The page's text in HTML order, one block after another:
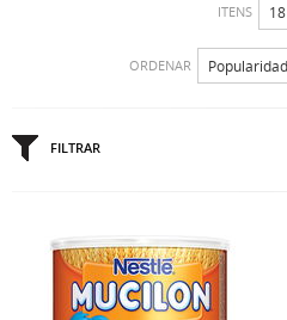
ITENS
ORDENAR
FILTRAR